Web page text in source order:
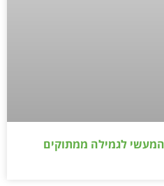
המעשי לגמילה ממתוקים